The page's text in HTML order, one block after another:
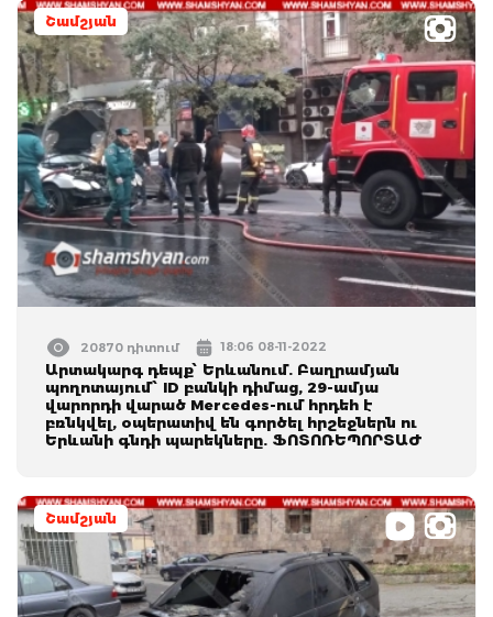
Շամշյան
20870 դիտում 18:06 08-11-2022
Արտակարգ դեպք՝ Երևանում. Բաղրամյան
պողոտայում՝ ID բանկի դիմաց, 29-ամյա
վարորդի վարած Mercedes-ում հրդեհ է
բռնկվել, օպերատիվ են գործել հրշեջներն ու
Երևանի գնդի պարեկները. ՖՈՏՈՌԵՊՈՐՏԱԺ
Շամշյան